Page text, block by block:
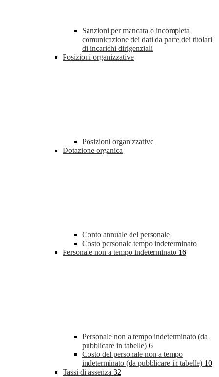
Sanzioni per mancata o incompleta
comunicazione dei dati da parte dei titolari
di incarichi dirigenziali
Posizioni organizzative
Posizioni organizzative
Dotazione organica
Conto annuale del personale
Costo personale tempo indeterminato
Personale non a tempo indeterminato 16
Personale non a tempo indeterminato (da
pubblicare in tabelle) 6
Costo del personale non a tempo
indeterminato (da pubblicare in tabelle) 10
Tassi di assenza 32